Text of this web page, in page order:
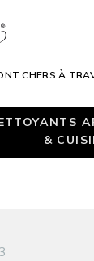
CHERS À
&